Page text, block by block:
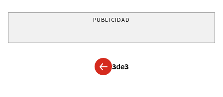
PUBLICIDAD
3de3